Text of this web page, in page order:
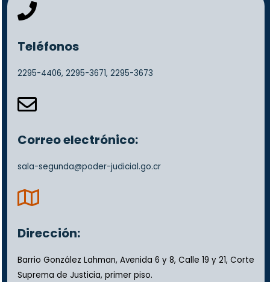
fa
Teléfonos
2295-4406, 2295-3671, 2295-3673
fa
fa-
o
Correo electrónico:
sala-segunda@poder-judicial.go.cr
far
fa-
Dirección:
Barrio González Lahman, Avenida 6 y 8, Calle 19 y 21, Corte
Suprema de Justicia, primer piso.